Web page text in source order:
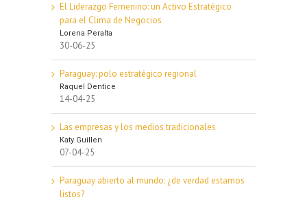
El Liderazgo Femenino: un Activo Estratégico
para el Clima de Negocios
Lorena Peralta
30-06-25
Paraguay: polo estratégico regional
Raquel Dentice
14-04-25
Las empresas y los medios tradicionales
Katy Guillen
07-04-25
Paraguay abierto al mundo: ¿de verdad estamos
listos?